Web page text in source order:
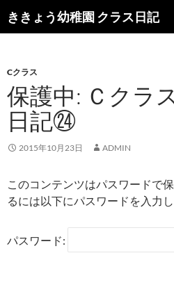
ききょう幼稚園 クラス日記
索
ン
ツ
へ
ス
キ
ッ
Cクラス
保護中: Ｃク
日記㉔
2015年10月23日 ADMIN
このコンテンツはパスワードで
るには以下にパスワードを入力し
パスワード: